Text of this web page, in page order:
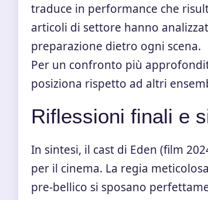
traduce in performance che
articoli di settore hanno
preparazione dietro ogni scena.
Per un confronto più
posiziona rispetto ad altri
Riflessioni finali e
In sintesi, il cast di Eden (film
per il cinema. La regia
pre-bellico si sposano